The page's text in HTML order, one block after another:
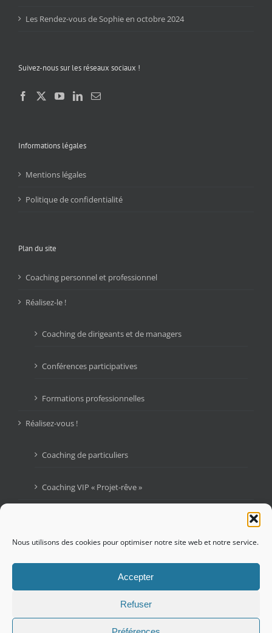
Nous utilisons des cookies pour optimiser notre site web et notre service.
Accepter
Refuser
Les Rendez-vous de Sophie en octobre 2024
Suivez-nous sur les réseaux sociaux !
Informations légales
Mentions légales
Politique de confidentialité
Plan du site
Coaching personnel et professionnel
Réalisez-le !
Coaching de dirigeants et de managers
Conférences participatives
Formations professionnelles
Réalisez-vous !
Coaching de particuliers
Coaching VIP « Projet-rêve »
Blogue : Graines d’Audace
Contactez-moi !